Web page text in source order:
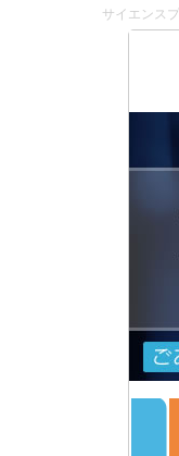
サイエンス